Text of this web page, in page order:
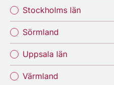
Stockholms län
Sörmland
Uppsala län
Värmland